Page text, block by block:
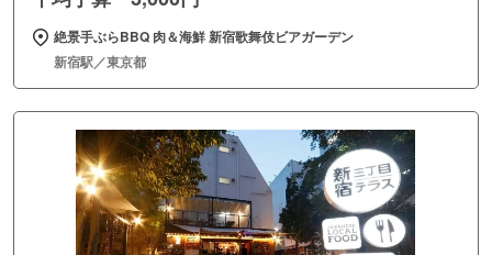
絶景手ぶらBBQ 肉＆海鮮 新宿歌舞伎ビアガーデン
新宿駅／東京都